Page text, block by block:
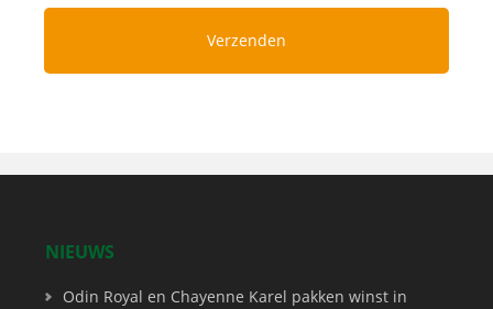
NIEUWS
Odin Royal en Chayenne Karel pakken winst in